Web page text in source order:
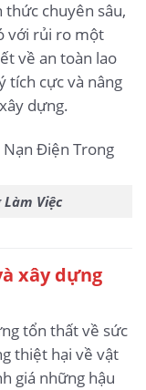
chuyên sâu,
với rủi ro một
về an toàn lao
tích cực và nâng
dựng.
Việc
xây dựng
tổn thất về sức
thiệt hại về vật
giá những hậu